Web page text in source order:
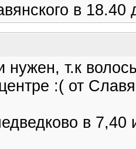
в
нужен, т.к
:( от
в 7,40